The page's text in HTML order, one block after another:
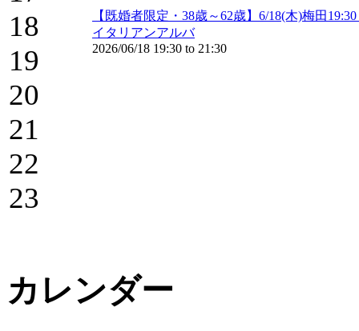
18
19
20
21
22
23
【既婚者限定・38歳～62歳】6/18(木)梅田
イタリアンアルバ
2026/06/18 19:30 to 21:30
カレンダー